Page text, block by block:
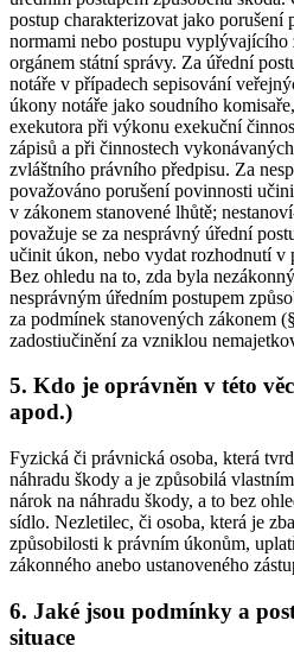
postup charakterizovat jako porušení
normami nebo postupu vyplývajícího
orgánem státní správy. Za úřední
notáře v případech sepisování
úkony notáře jako soudního
exekutora při výkonu exekuční
zápisů a při činnostech
zvláštního právního předpisu. Za
považováno porušení povinnosti
v zákonem stanovené lhůtě;
považuje se za nesprávný úřední
učinit úkon, nebo vydat rozhodnutí v
Bez ohledu na to, zda byla
nesprávným úředním postupem
za podmínek stanovených zákonem
zadostiučinění za vzniklou
5. Kdo je oprávněn v této
apod.)
Fyzická či právnická osoba, která
náhradu škody a je způsobilá
nárok na náhradu škody, a to bez
sídlo. Nezletilec, či osoba, která je
způsobilosti k právním úkonům,
zákonného anebo ustanoveného
6. Jaké jsou podmínky a
situace